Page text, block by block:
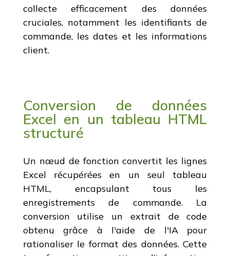
collecte efficacement des données
cruciales, notamment les identifiants de
commande, les dates et les informations
client.
Conversion de données
Excel en un tableau HTML
structuré
Un nœud de fonction convertit les lignes
Excel récupérées en un seul tableau
HTML, encapsulant tous les
enregistrements de commande. La
conversion utilise un extrait de code
obtenu grâce à l'aide de l'IA pour
rationaliser le format des données. Cette